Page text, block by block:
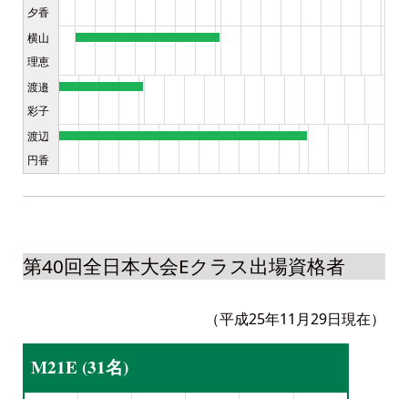
夕香
横山
理恵
渡邉
彩子
渡辺
円香
第40回全日本大会Eクラス出場資格者
（平成25年11月29日現在）
M21E (31名)